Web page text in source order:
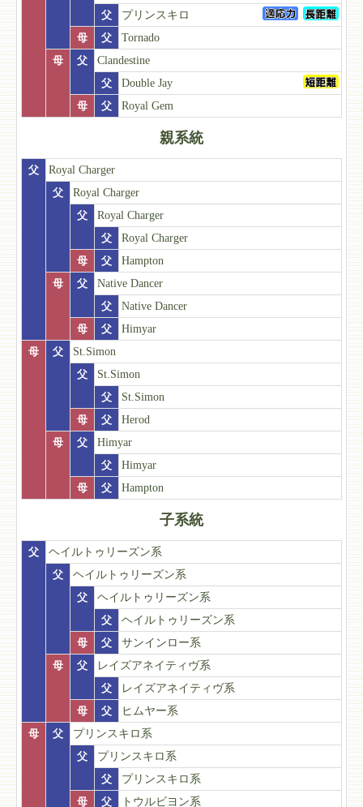
父
プリンスキロ
母
父
Tornado
母
父
Clandestine
父
Double Jay
母
父 Royal Gem
親系統
父
Royal Charger
父
Royal Charger
父
Royal Charger
父
Royal Charger
母
父
Hampton
母
父
Native Dancer
父
Native Dancer
母
父
Himyar
母
父
St.Simon
父
St.Simon
父
St.Simon
母
父
Herod
母
父
Himyar
父
Himyar
母
父 Hampton
子系統
父
ヘイルトゥリーズン系
父
ヘイルトゥリーズン系
父
ヘイルトゥリーズン系
父
ヘイルトゥリーズン系
母
父
サンインロー系
母
父
レイズアネイティヴ系
父
レイズアネイティヴ系
母
父
ヒムヤー系
母
父
プリンスキロ系
父
プリンスキロ系
父
プリンスキロ系
母
父
トウルビヨン系